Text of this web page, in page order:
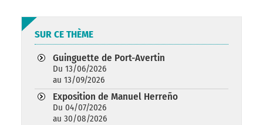
SUR CE THÈME
Guinguette de Port-Avertin
Du 13/06/2026
au 13/09/2026
Exposition de Manuel Herreño
Du 04/07/2026
au 30/08/2026